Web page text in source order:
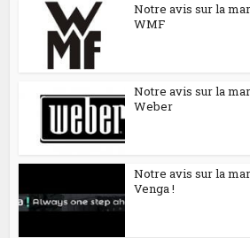
Notre avis sur la
WMF
Notre avis sur la
Weber
Notre avis sur la
Venga !